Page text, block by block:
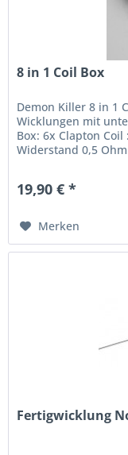
8 in 1 Coil Box
Demon Killer 8 in 1
Wicklungen mit
Box: 6x Clapton
Widerstand 0,5
19,90 € *
Merken
Fertigwicklung